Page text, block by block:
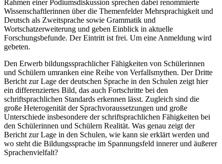
Rahmen einer Podiumsdiskussion sprechen dabei renommierte
Wissenschaftlerinnen über die Themenfelder Mehrsprachigkeit und
Deutsch als Zweitsprache sowie Grammatik und
Wortschatzerweiterung und geben Einblick in aktuelle
Forschungsbefunde. Der Eintritt ist frei. Um eine Anmeldung wird
gebeten.
Den Erwerb bildungssprachlicher Fähigkeiten von Schülerinnen
und Schülern umranken eine Reihe von Verfallsmythen. Der Dritte
Bericht zur Lage der deutschen Sprache in den Schulen zeigt hier
ein differenziertes Bild, das auch Fortschritte bei den
schriftsprachlichen Standards erkennen lässt. Zugleich sind die
große Heterogenität der Sprachvoraussetzungen und große
Unterschiede insbesondere der schriftsprachlichen Fähigkeiten bei
den Schülerinnen und Schülern Realität. Was genau zeigt der
Bericht zur Lage in den Schulen, wie kann sie erklärt werden und
wo steht die Bildungssprache im Spannungsfeld innerer und äußerer
Sprachenvielfalt?